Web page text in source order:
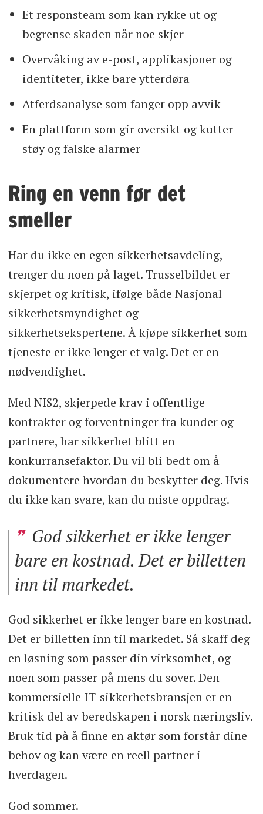
Et responsteam som kan rykke ut og
begrense skaden når noe skjer
Overvåking av e-post, applikasjoner og
identiteter, ikke bare ytterdøra
Atferdsanalyse som fanger opp avvik
En plattform som gir oversikt og kutter
støy og falske alarmer
Ring en venn før det
smeller
Har du ikke en egen sikkerhetsavdeling,
trenger du noen på laget. Trusselbildet er
skjerpet og kritisk, ifølge både Nasjonal
sikkerhetsmyndighet og
sikkerhetsekspertene. Å kjøpe sikkerhet som
tjeneste er ikke lenger et valg. Det er en
nødvendighet.
Med NIS2, skjerpede krav i offentlige
kontrakter og forventninger fra kunder og
partnere, har sikkerhet blitt en
konkurransefaktor. Du vil bli bedt om å
dokumentere hvordan du beskytter deg. Hvis
du ikke kan svare, kan du miste oppdrag.
God sikkerhet er ikke lenger
bare en kostnad. Det er billetten
inn til markedet.
God sikkerhet er ikke lenger bare en kostnad.
Det er billetten inn til markedet. Så skaff deg
en løsning som passer din virksomhet, og
noen som passer på mens du sover. Den
kommersielle IT-sikkerhetsbransjen er en
kritisk del av beredskapen i norsk næringsliv.
Bruk tid på å finne en aktør som forstår dine
behov og kan være en reell partner i
hverdagen.
God sommer.